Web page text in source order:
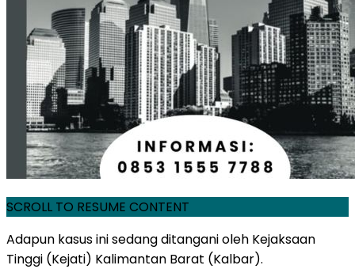
SCROLL TO RESUME CONTENT
Adapun kasus ini sedang ditangani oleh Kejaksaan
Tinggi (Kejati) Kalimantan Barat (Kalbar).